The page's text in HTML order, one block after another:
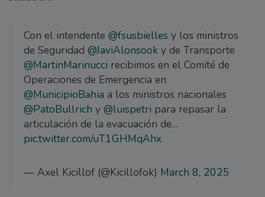
Con el intendente @fsusbielles y los ministros
de Seguridad @JaviAlonsook y de Transporte
@MartinMarinucci recibimos en el Comité de
Operaciones de Emergencia en
@MunicipioBahia a los ministros nacionales
@PatoBullrich y @luispetri para repasar la
articulación de la evacuación de…
pic.twitter.com/uT1GHMqAhx
— Axel Kicillof (@Kicillofok) March 8, 2025